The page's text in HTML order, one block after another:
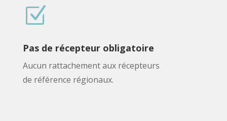
Z
Pas de récepteur obligatoire
Aucun rattachement aux récepteurs
de référence régionaux.